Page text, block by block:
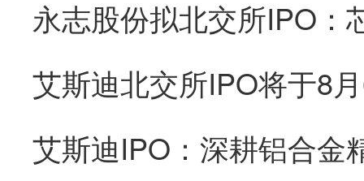
艾斯迪IPO：深耕铝合金